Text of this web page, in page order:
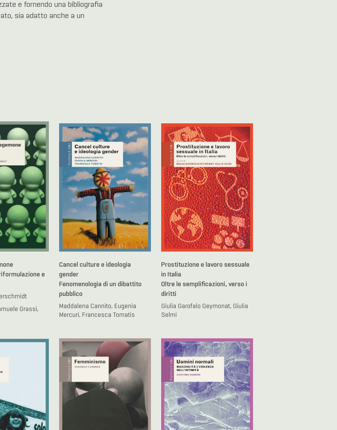
e fornendo una bibliografia
sia adatto anche a un
e
Grassi,
Cancel culture e ideologia
gender
Fenomenologia di un dibattito
pubblico
Maddalena Cannito, Eugenia
Mercuri, Francesca Tomatis
Prostituzione e lavoro sessuale
in Italia
Oltre le semplificazioni, verso i
diritti
Giulia Garofalo Geymonat, Giulia
Selmi